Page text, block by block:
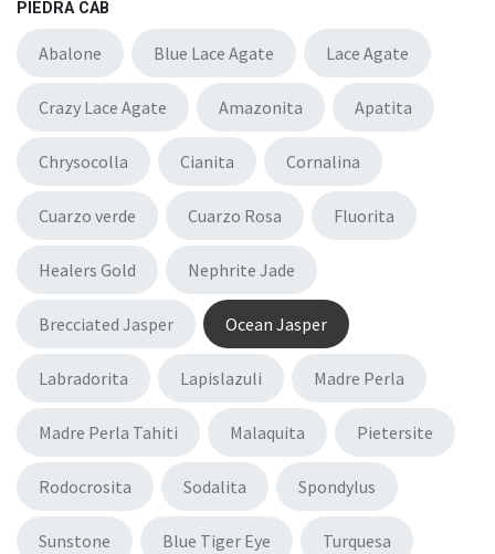
PIEDRA CAB
Abalone Blue Lace Agate Lace Agate
Crazy Lace Agate Amazonita Apatita
Chrysocolla Cianita Cornalina
Cuarzo verde Cuarzo Rosa Fluorita
Healers Gold Nephrite Jade
Brecciated Jasper Ocean Jasper
Labradorita Lapislazuli Madre Perla
Madre Perla Tahiti Malaquita Pietersite
Rodocrosita Sodalita Spondylus
Sunstone Blue Tiger Eye Turquesa